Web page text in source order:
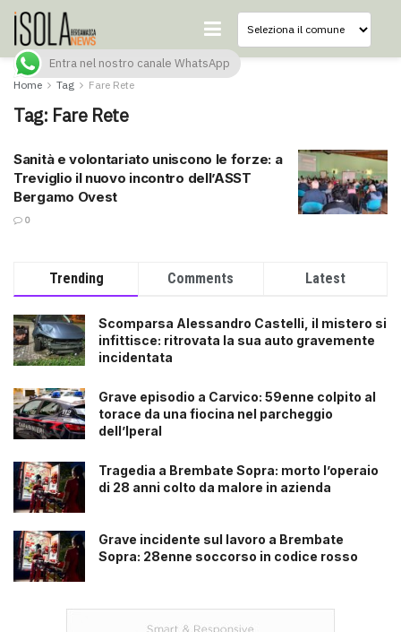
Home Tag Fare Rete
Tag: Fare Rete
Sanità e volontariato uniscono le forze: a
Treviglio il nuovo incontro dell’ASST
Bergamo Ovest
0
Trending Comments Latest
Scomparsa Alessandro Castelli, il mistero si
infittisce: ritrovata la sua auto gravemente
incidentata
Grave episodio a Carvico: 59enne colpito al
torace da una fiocina nel parcheggio
dell’Iperal
Tragedia a Brembate Sopra: morto l’operaio
di 28 anni colto da malore in azienda
Grave incidente sul lavoro a Brembate
Sopra: 28enne soccorso in codice rosso
Entra nel nostro canale WhatsApp